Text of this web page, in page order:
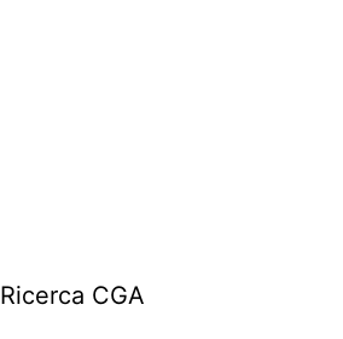
Ricerca CGA